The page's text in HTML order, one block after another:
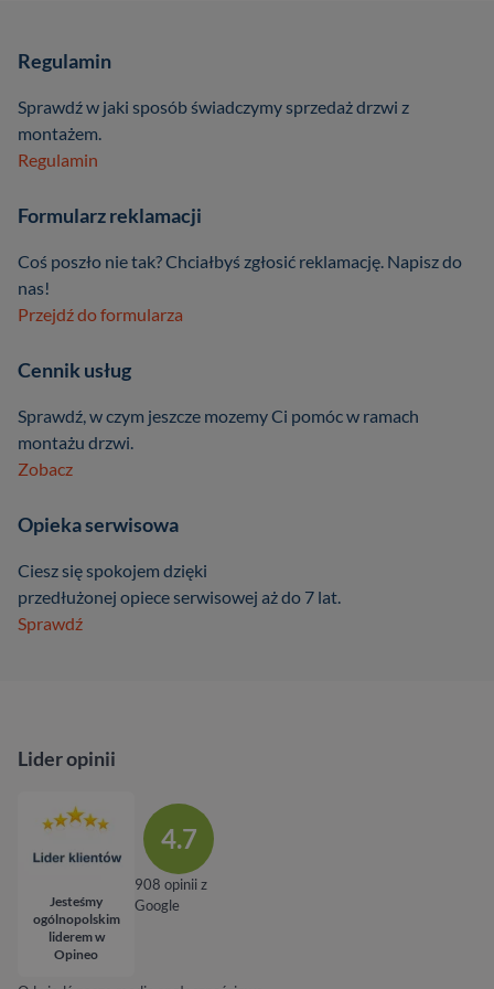
Regulamin
Sprawdź w jaki sposób świadczymy sprzedaż drzwi z
montażem.
Regulamin
Formularz reklamacji
Coś poszło nie tak? Chciałbyś zgłosić reklamację. Napisz do
nas!
Przejdź do formularza
Cennik usług
Sprawdź, w czym jeszcze mozemy Ci pomóc w ramach
montażu drzwi.
Zobacz
Opieka serwisowa
Ciesz się spokojem dzięki
przedłużonej opiece serwisowej aż do 7 lat.
Sprawdź
Lider opinii
Jesteśmy
ogólnopolskim
liderem w
Opineo
4.7
908 opinii z
Google